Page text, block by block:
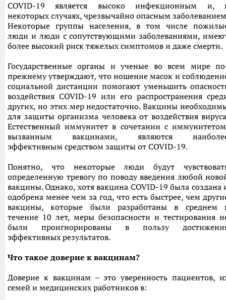
COVID-19 является высоко инфекционным и,
некоторых случаях, чрезвычайно опасным
Некоторые группы населения, в том числе
люди и люди с сопутствующими заболеваниями,
более высокий риск тяжелых симптомов и даже смерти.
Государственные органы и ученые во всем мире
прежнему утверждают, что ношение масок и
социальной дистанции помогают уменьшить
воздействия COVID-19 или его распространения
других, но этих мер недостаточно. Вакцины
для защиты организма человека от воздействия
Естественный иммунитет в сочетании с
вызванным вакцинами, являются
эффективным средством защиты от COVID-19.
Понятно, что некоторые люди будут
определенную тревогу по поводу введения любой
вакцины. Однако, хотя вакцина COVID-19 была создана
одобрена менее чем за год, что есть быстрее, чем
вакцины, которые были разработаны в среднем
течение 10 лет, меры безопасности и тестирования
были проигнорированы в пользу
эффективных результатов.
Что такое доверие к вакцинам?
Доверие к вакцинам – это уверенность пациентов,
семей и медицинских работников в: